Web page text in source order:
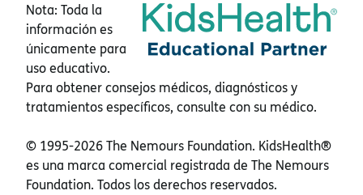
Nota: Toda la
información es
únicamente para
uso educativo.
Para obtener consejos médicos, diagnósticos y
tratamientos específicos, consulte con su médico.
© 1995-2026 The Nemours Foundation. KidsHealth®
es una marca comercial registrada de The Nemours
Foundation. Todos los derechos reservados.